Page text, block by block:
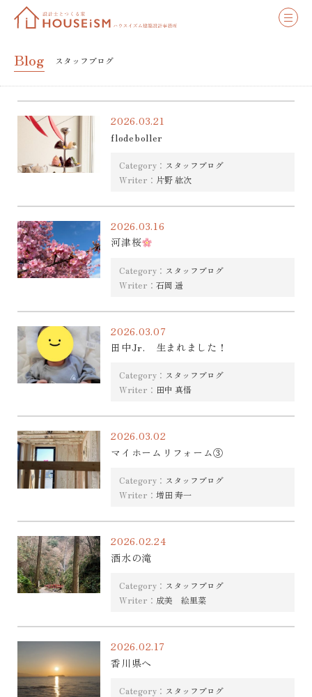
Blog スタッフブログ
2026.03.21
flødeboller
Category： スタッフブログ
Writer： 片野 紘次
2026.03.16
河津桜
Category： スタッフブログ
Writer： 石岡 遥
2026.03.07
田中Jr. 生まれました！
Category： スタッフブログ
Writer： 田中 真悟
2026.03.02
マイホームリフォーム③
Category： スタッフブログ
Writer： 増田 寿一
2026.02.24
酒水の滝
Category： スタッフブログ
Writer： 成美 絵里菜
2026.02.17
香川県へ
Category： スタッフブログ